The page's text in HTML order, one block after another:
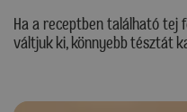
Ha a receptben található tej
váltjuk ki, könnyebb tésztát